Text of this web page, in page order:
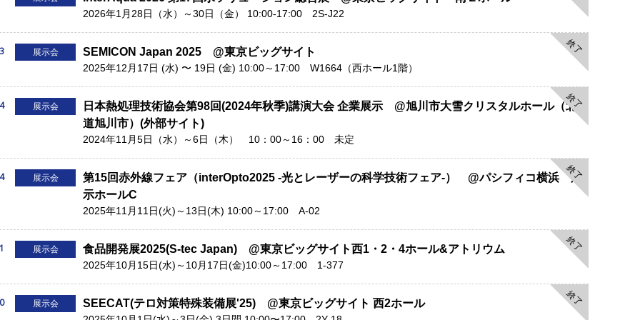
2026年1月28日（水）～30日（金） 10:00-17:00 2S-J22
終了
展示会 SEMICON Japan 2025 @東京ビッグサイト
2025年12月17日 (水) 〜 19日 (金) 10:00～17:00 W1664（西ホール1階）
終了
展示会
日本熱処理技術協会第98回(2024年秋季)講演大会 企業展示 @旭川市大雪クリスタルホール（北海
道旭川市）(外部サイト)
2024年11月5日（水）～6日（木） 10：00～16：00 未定
終了
展示会
第15回赤外線フェア（interOpto2025 -光とレーザーの科学技術フェア-） @パシフィコ横浜 展
示ホールC
2025年11月11日(火)～13日(木) 10:00～17:00 A-02
終了
展示会 食品開発展2025(S-tec Japan) @東京ビッグサイト西1・2・4ホール&アトリウム
2025年10月15日(水)～10月17日(金)10:00～17:00 1-377
終了
展示会 SEECAT(テロ対策特殊装備展'25) @東京ビッグサイト 西2ホール